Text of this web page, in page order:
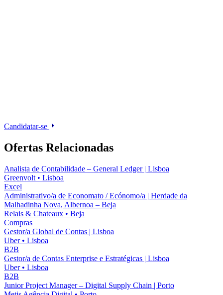
Candidatar-se
Ofertas Relacionadas
Analista de Contabilidade – General Ledger | Lisboa
Greenvolt • Lisboa
Excel
Administrativo/a de Economato / Ecónomo/a | Herdade da
Malhadinha Nova, Albernoa – Beja
Relais & Chateaux • Beja
Compras
Gestor/a Global de Contas | Lisboa
Uber • Lisboa
B2B
Gestor/a de Contas Enterprise e Estratégicas | Lisboa
Uber • Lisboa
B2B
Junior Project Manager – Digital Supply Chain | Porto